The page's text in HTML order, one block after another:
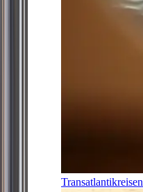
Transatlantikreisen